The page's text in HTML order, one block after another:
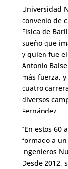
Universidad
convenio de
Física de
sueño que
y quien fue
Antonio
más fuerza,
cuatro
diversos
Fernández.
“En estos 60
formado a un
Ingenieros
Desde 2012,